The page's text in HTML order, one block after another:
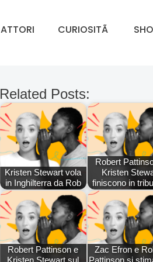
ATTORI CURIOSITÃ
Related Posts:
Kristen Stewart vola
in Inghilterra da Rob
Robert
Kristen
finiscono in
Robert Pattinson e
Zac Efron e